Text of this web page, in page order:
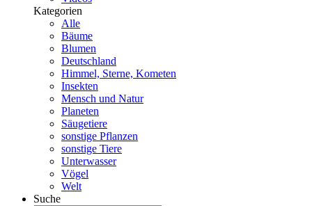
Kategorien
Alle
Bäume
Blumen
Deutschland
Himmel, Sterne, Kometen
Insekten
Mensch und Natur
Planeten
Säugetiere
sonstige Pflanzen
sonstige Tiere
Unterwasser
Vögel
Welt
Suche